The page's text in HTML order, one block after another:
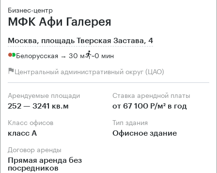
Бизнес-центр
МФК Афи Галерея
Москва, площадь Тверская Застава, 4
Белорусская → 30 м ~0 мин
Центральный административный округ (ЦАО)
Арендуемые площади
252 — 3241 кв.м
Ставка арендной платы
от 67 100 Р/м² в год
Класс офисов
класс А
Тип здания
Офисное здание
Договор аренды
Прямая аренда без
посредников